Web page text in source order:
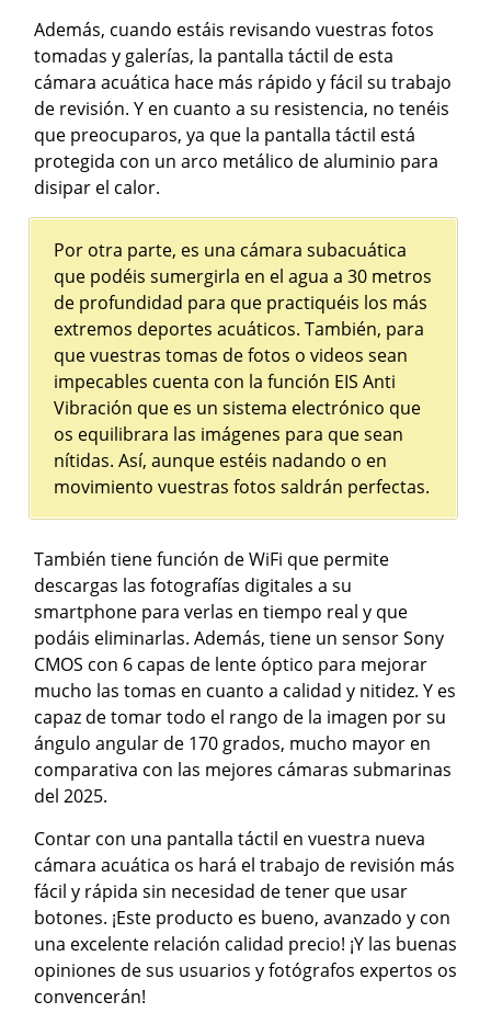
Además, cuando estáis revisando vuestras fotos
tomadas y galerías, la pantalla táctil de esta
cámara acuática hace más rápido y fácil su trabajo
de revisión. Y en cuanto a su resistencia, no tenéis
que preocuparos, ya que la pantalla táctil está
protegida con un arco metálico de aluminio para
disipar el calor.
Por otra parte, es una cámara subacuática
que podéis sumergirla en el agua a 30 metros
de profundidad para que practiquéis los más
extremos deportes acuáticos. También, para
que vuestras tomas de fotos o videos sean
impecables cuenta con la función EIS Anti
Vibración que es un sistema electrónico que
os equilibrara las imágenes para que sean
nítidas. Así, aunque estéis nadando o en
movimiento vuestras fotos saldrán perfectas.
También tiene función de WiFi que permite
descargas las fotografías digitales a su
smartphone para verlas en tiempo real y que
podáis eliminarlas. Además, tiene un sensor Sony
CMOS con 6 capas de lente óptico para mejorar
mucho las tomas en cuanto a calidad y nitidez. Y es
capaz de tomar todo el rango de la imagen por su
ángulo angular de 170 grados, mucho mayor en
comparativa con las mejores cámaras submarinas
del 2025.
Contar con una pantalla táctil en vuestra nueva
cámara acuática os hará el trabajo de revisión más
fácil y rápida sin necesidad de tener que usar
botones. ¡Este producto es bueno, avanzado y con
una excelente relación calidad precio! ¡Y las buenas
opiniones de sus usuarios y fotógrafos expertos os
convencerán!